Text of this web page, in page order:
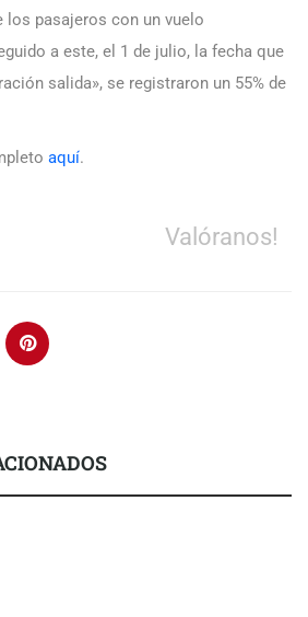
los pasajeros con un vuelo
a este, el 1 de julio, la fecha que
salida», se registraron un 55% de
aquí.
Valóranos!
de anillos de compromiso para el